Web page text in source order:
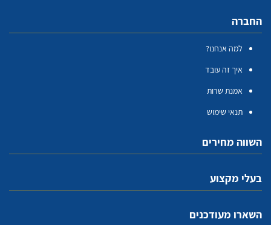
החברה
למה אנחנו?
איך זה עובד
אמנת שרות
תנאי שימוש
השווה מחירים
בעלי מקצוע
השארו מעודכנים